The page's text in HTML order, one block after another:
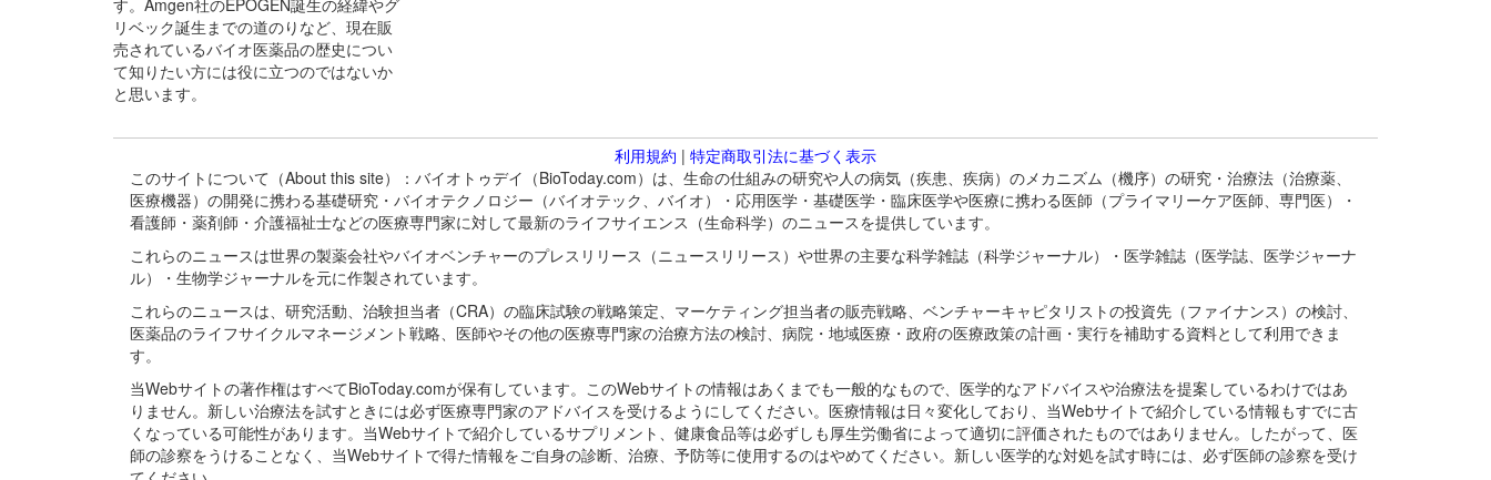
リベック誕生までの道のりなど、現在販
売されているバイオ医薬品の歴史につい
て知りたい方には役に立つのではないか
と思います。
利用規約 | 特定商取引法に基づく表示
このサイトについて（About this site）：バイオトゥデイ（BioToday.com）は、生命の仕組みの研究や人の病気（疾患、疾病）のメカニズム（機序）の研究・治療法（治療薬、
医療機器）の開発に携わる基礎研究・バイオテクノロジー（バイオテック、バイオ）・応用医学・基礎医学・臨床医学や医療に携わる医師（プライマリーケア医師、専門医）・
看護師・薬剤師・介護福祉士などの医療専門家に対して最新のライフサイエンス（生命科学）のニュースを提供しています。
これらのニュースは世界の製薬会社やバイオベンチャーのプレスリリース（ニュースリリース）や世界の主要な科学雑誌（科学ジャーナル）・医学雑誌（医学誌、医学ジャーナ
ル）・生物学ジャーナルを元に作製されています。
これらのニュースは、研究活動、治験担当者（CRA）の臨床試験の戦略策定、マーケティング担当者の販売戦略、ベンチャーキャピタリストの投資先（ファイナンス）の検討、
医薬品のライフサイクルマネージメント戦略、医師やその他の医療専門家の治療方法の検討、病院・地域医療・政府の医療政策の計画・実行を補助する資料として利用できま
す。
当Webサイトの著作権はすべてBioToday.comが保有しています。このWebサイトの情報はあくまでも一般的なもので、医学的なアドバイスや治療法を提案しているわけではあ
りません。新しい治療法を試すときには必ず医療専門家のアドバイスを受けるようにしてください。医療情報は日々変化しており、当Webサイトで紹介している情報もすでに古
くなっている可能性があります。当Webサイトで紹介しているサプリメント、健康食品等は必ずしも厚生労働省によって適切に評価されたものではありません。したがって、医
師の診察をうけることなく、当Webサイトで得た情報をご自身の診断、治療、予防等に使用するのはやめてください。新しい医学的な対処を試す時には、必ず医師の診察を受け